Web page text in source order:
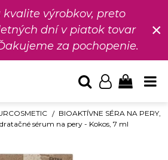
výrobkov, preto
dní v piatok tovar
za pochopenie.
×
BIOAKTÍVNE SÉRA NA PERY,
sérum na pery - Kokos, 7 ml